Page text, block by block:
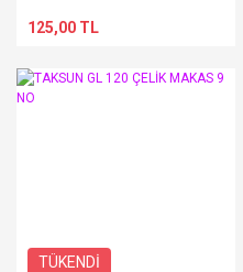
125,00 TL
TÜKENDİ